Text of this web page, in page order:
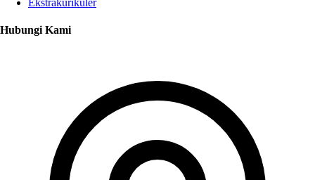
Hubungi Kami